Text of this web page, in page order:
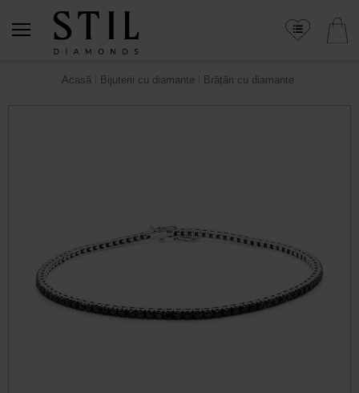
Acasă Bijuterii cu diamante Brățări cu diamante